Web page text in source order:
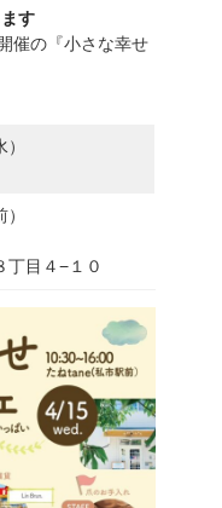
人間国宝さ
す
催の『小さな幸せ
丁目４−１０